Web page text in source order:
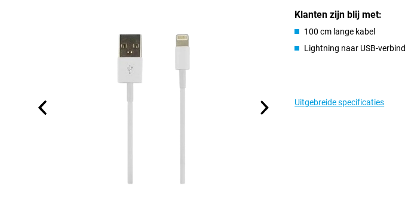
Klanten zijn blij met:
100 cm lange kabel
Lightning naar USB-
Uitgebreide specificaties